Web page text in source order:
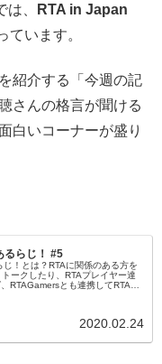
、
RTA in Japan
ています。
紹介する「今週の記
さんの格言が聞ける
白いコーナーが盛り
るらじ！ #5
！とは？RTAに関係のある方を
ークしたり、RTAプレイヤー達
RTAGamersとも連携してRTAに
2020.02.24